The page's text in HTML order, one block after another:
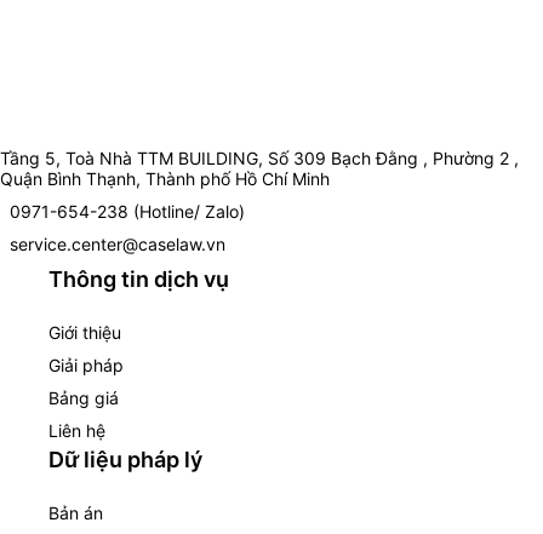
Tầng 5, Toà Nhà TTM BUILDING, Số 309 Bạch Đằng , Phường 2 ,
Quận Bình Thạnh, Thành phố Hồ Chí Minh
0971-654-238 (Hotline/ Zalo)
service.center@caselaw.vn
Thông tin dịch vụ
Giới thiệu
Giải pháp
Bảng giá
Liên hệ
Dữ liệu pháp lý
Bản án